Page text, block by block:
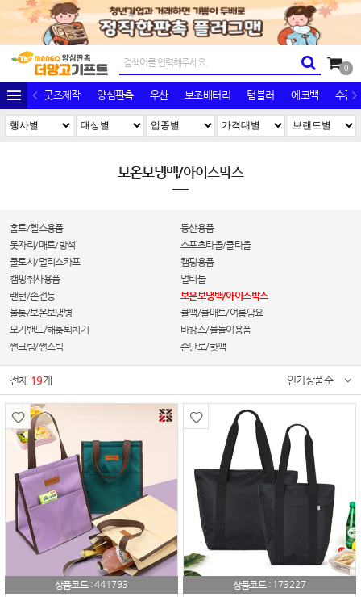
0
굿즈제작 양심판촉 우산 보조배터리 텀블러 에코백 수건/
보온보냉백/아이스박스
홈트/헬스용품
등산용품
돗자리/매트/방석
스포츠타올/쿨타올
쿨토시/멀티스카프
캠핑용품
캠핑취사용품
멀티툴
랜턴/손전등
보온보냉백/아이스박스
물통/보온보냉병
쿨팩/쿨매트/여름담요
모기밴드/해충퇴치기
바캉스/물놀이용품
썬크림/썬스틱
손난로/핫팩
전체 19개 인기상품순
상품코드 :441793
상품코드 : 173227